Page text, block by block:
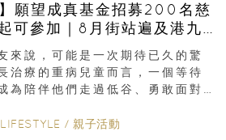
願望成真基金招募200名慈
可參加｜8月街站遍及港九
來說，可能是一次期待已久的驚
治療的重病兒童而言，一個等待
為陪伴他們走過低谷、勇敢面對
LIFESTYLE / 親子活動